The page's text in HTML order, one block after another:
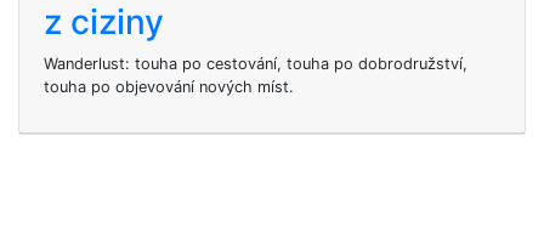
z ciziny
Wanderlust: touha po cestování, touha po dobrodružství,
touha po objevování nových míst.